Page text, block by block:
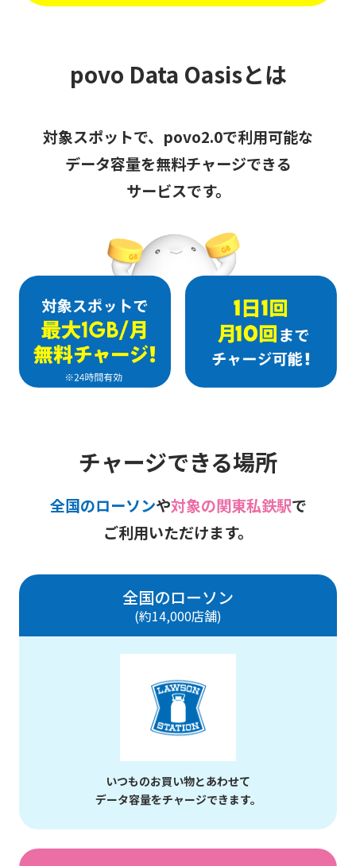
povo Data Oasisとは
対象スポットで、povo2.0で利用可能な
データ容量を無料チャージできる
サービスです。
チャージできる場所
全国のローソンや対象の関東私鉄駅で
ご利用いただけます。
全国のローソン
(約14,000店舗)
いつものお買い物とあわせて
データ容量をチャージできます。